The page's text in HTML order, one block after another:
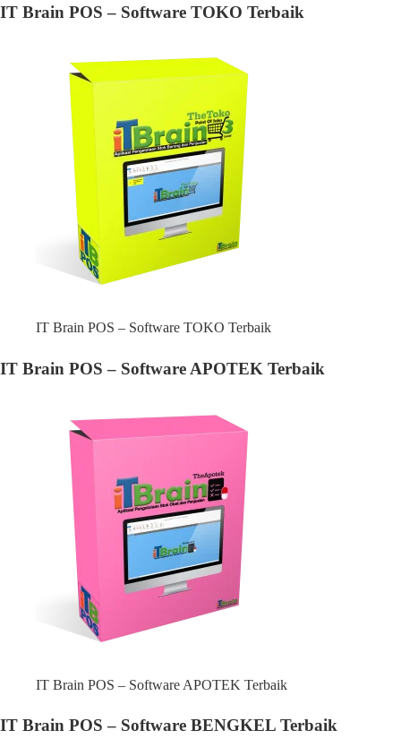
IT Brain POS – Software TOKO Terbaik
IT Brain POS – Software TOKO Terbaik
IT Brain POS – Software APOTEK Terbaik
IT Brain POS – Software APOTEK Terbaik
IT Brain POS – Software BENGKEL Terbaik